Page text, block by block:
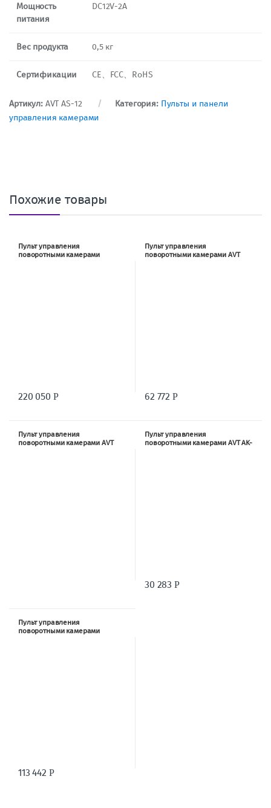
Мощность
питания
DC12V-2A
Вес продукта 0,5 кг
Сертификации CE、FCC、RoHS
Артикул: AVT AS-12 Категория: Пульты и панели
управления камерами
Похожие товары
Пульт управления
поворотными камерами
220 050 Р
Пульт управления
поворотными камерами AVT
62 772Р
Пульт управления
поворотными камерами AVT
Пульт управления
поворотными камерами AVT AK-
30 283Р
Пульт управления
поворотными камерами
113 442 Р